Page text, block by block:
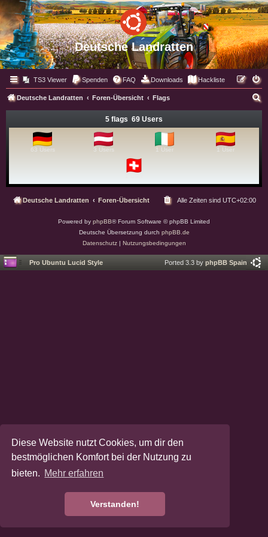
Diese Website nutzt Cookies, um dir den
bestmöglichen Komfort bei der Nutzung zu
bieten. Mehr erfahren
Verstanden!
Deutsche Landratten
TS3 Viewer Spenden FAQ Downloads Hackliste
Deutsche Landratten Foren-Übersicht Flags
u
5 flags 69 Users
63 Users 3 Users 1 User 1 User
Deutsche Landratten Foren-Übersicht Alle Zeiten sind UTC+02:00
Powered by phpBB® Forum Software © phpBB Limited
Deutsche Übersetzung durch phpBB.de
Datenschutz| Nutzungsbedingungen
Pro Ubuntu Lucid Style Ported 3.3 by phpBB Spain